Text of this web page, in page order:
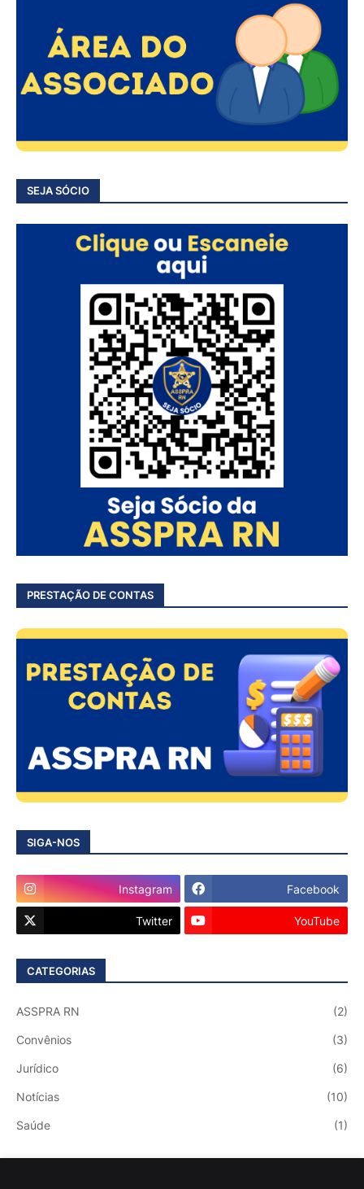
SEJA SÓCIO
PRESTAÇÃO DE CONTAS
SIGA-NOS
Instagram Facebook
Twitter YouTube
CATEGORIAS
ASSPRA RN (2)
Convênios (3)
Jurídico (6)
Notícias (10)
Saúde (1)